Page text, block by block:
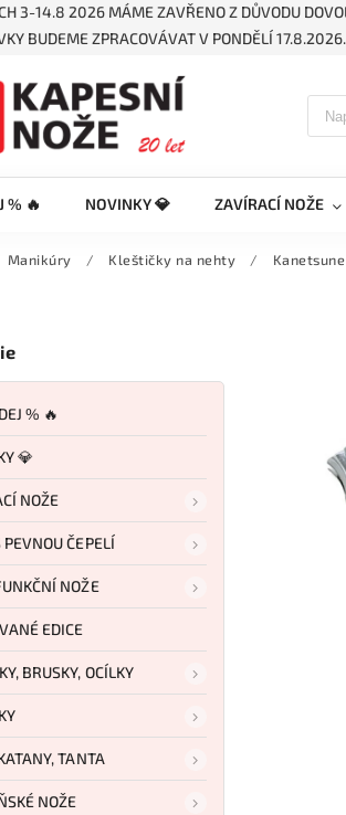
3-14.8 2026 MÁME ZAVŘENO Z DŮVODU
BUDEME ZPRACOVÁVAT V PONDĚLÍ
% 🔥 NOVINKY 💎 ZAVÍRACÍ NOŽE
Manikúry / Kleštičky na nehty /
% 🔥
💎
NOŽE
PEVNOU ČEPELÍ
NOŽE
EDICE
BRUSKY, OCÍLKY
TANTA
NOŽE